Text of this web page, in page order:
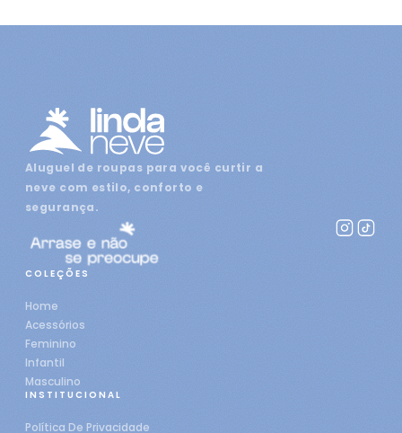
Aluguel de roupas para você curtir a
neve com estilo, conforto e
segurança.
COLEÇÕES
Home
Acessórios
Feminino
Infantil
Masculino
INSTITUCIONAL
Política De Privacidade